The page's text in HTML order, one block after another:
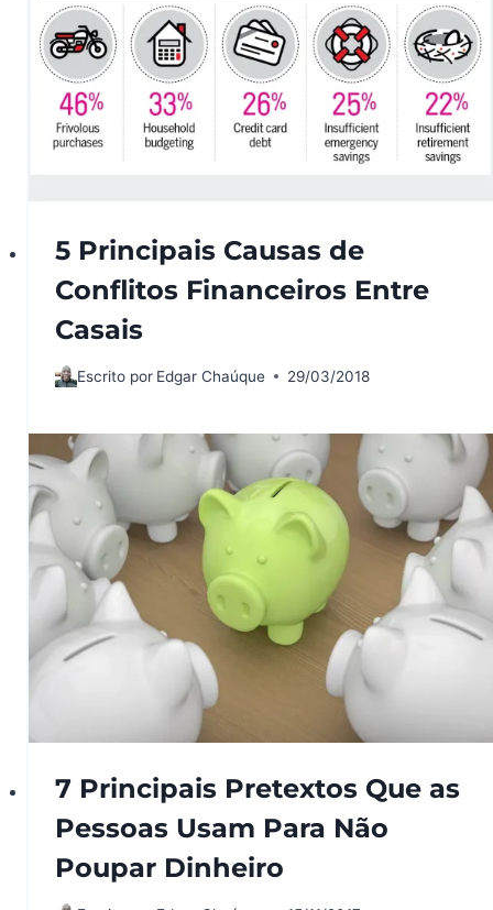
5 Principais Causas de
Conflitos Financeiros Entre
Casais
Escrito por Edgar Chaúque 29/03/2018
7 Principais Pretextos Que as
Pessoas Usam Para Não
Poupar Dinheiro